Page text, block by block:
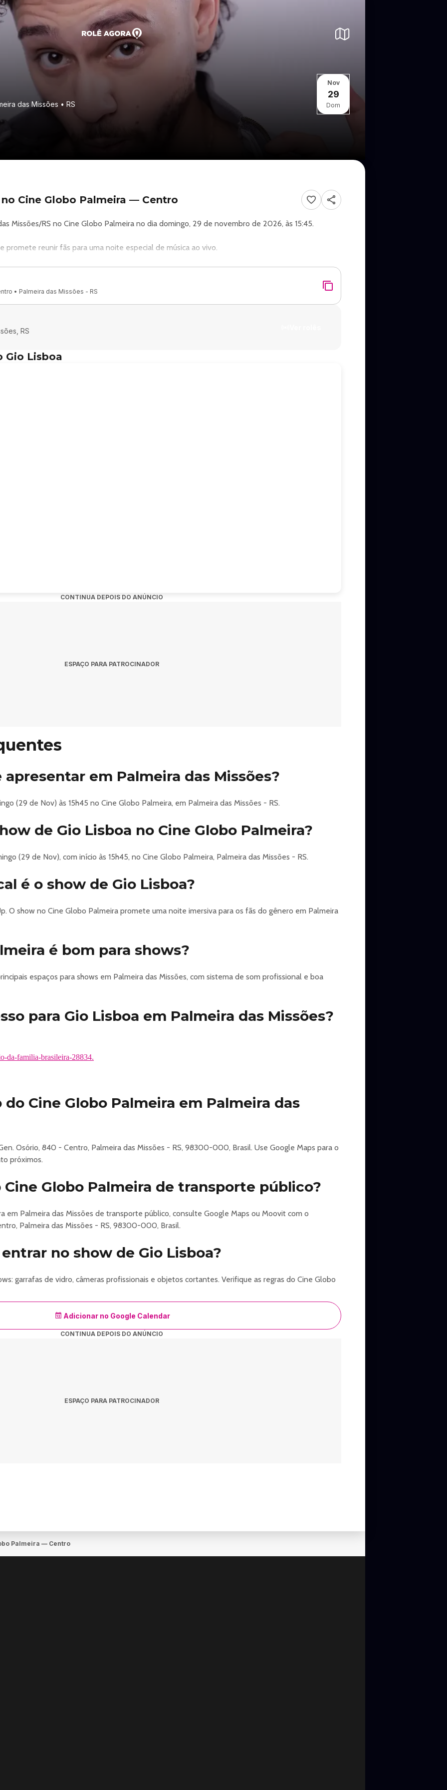
das Missões • RS
Nov
29
Dom
Cine Globo Palmeira — Centro
Missões/RS no Cine Globo Palmeira no dia domingo, 29 de novembro de 2026, às 15:45.
reunir fãs para uma noite especial de música ao vivo.
um espaço conhecido por receber eventos na cidade de Palmeira das Missões.
Palmeira das Missões - RS, 98300-000, Brasil.
Confira no link oficial do evento:
da-familia-brasileira-28834.
adquiridos no link oficial do evento:
da-familia-brasileira-28834
• Palmeira das Missões - RS
RS
Gio Lisboa
CONTINUA DEPOIS DO ANÚNCIO
ESPAÇO PARA PATROCINADOR
apresentar em Palmeira das Missões?
(29 de Nov) às 15h45 no Cine Globo Palmeira, em Palmeira das Missões - RS.
de Gio Lisboa no Cine Globo Palmeira?
(29 de Nov), com início às 15h45, no Cine Globo Palmeira, Palmeira das Missões - RS.
é o show de Gio Lisboa?
O show no Cine Globo Palmeira promete uma noite imersiva para os fãs do gênero em Palmeira
é bom para shows?
espaços para shows em Palmeira das Missões, com sistema de som profissional e boa
para Gio Lisboa em Palmeira das Missões?
da-familia-brasileira-28834.
Cine Globo Palmeira em Palmeira das
Osório, 840 - Centro, Palmeira das Missões - RS, 98300-000, Brasil. Use Google Maps para o
próximos.
Cine Globo Palmeira de transporte público?
em Palmeira das Missões de transporte público, consulte Google Maps ou Moovit com o
Palmeira das Missões - RS, 98300-000, Brasil.
no show de Gio Lisboa?
garrafas de vidro, câmeras profissionais e objetos cortantes. Verifique as regras do Cine Globo
Adicionar no Google Calendar
CONTINUA DEPOIS DO ANÚNCIO
ESPAÇO PARA PATROCINADOR
Palmeira — Centro